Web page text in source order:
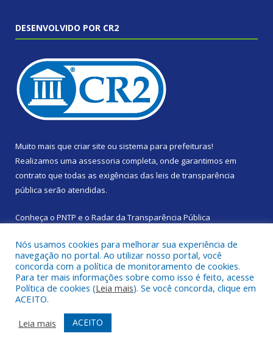
DESENVOLVIDO POR CR2
Muito mais que criar site ou sistema para prefeituras!
Realizamos uma assessoria completa, onde garantimos em
contrato que todas as exigências das leis de transparência
pública serão atendidas.
Conheça o PNTP e o Radar da Transparência Pública
Todos os direitos reservados a Prefeitura Municipal de Santa
Izabel do Pará.
Mapa do Site
Acessar Área Administrativa
Acessar Webmail
Nós usamos cookies para melhorar sua experiência de
navegação no portal. Ao utilizar nosso portal, você
concorda com a política de monitoramento de cookies.
Para ter mais informações sobre como isso é feito, acesse
Política de cookies (Leia mais). Se você concorda, clique em
ACEITO.
Leia mais
ACEITO